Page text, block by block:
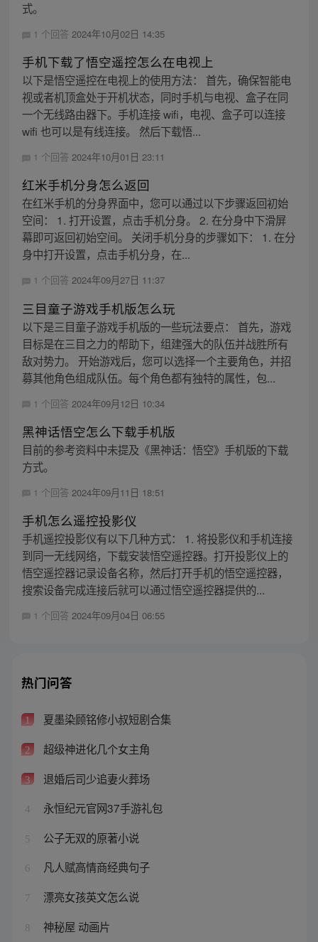
式。
1 个回答 2024年10月02日 14:35
手机下载了悟空遥控怎么在电视上
以下是悟空遥控在电视上的使用方法： 首先，确保智能电
视或者机顶盒处于开机状态，同时手机与电视、盒子在同
一个无线路由器下。手机连接 wifi，电视、盒子可以连接
wifi 也可以是有线连接。 然后下载悟...
1 个回答 2024年10月01日 23:11
红米手机分身怎么返回
在红米手机的分身界面中，您可以通过以下步骤返回初始
空间： 1. 打开设置，点击手机分身。 2. 在分身中下滑屏
幕即可返回初始空间。 关闭手机分身的步骤如下： 1. 在分
身中打开设置，点击手机分身，在...
1 个回答 2024年09月27日 11:37
三目童子游戏手机版怎么玩
以下是三目童子游戏手机版的一些玩法要点： 首先，游戏
目标是在三目之力的帮助下，组建强大的队伍并战胜所有
敌对势力。 开始游戏后，您可以选择一个主要角色，并招
募其他角色组成队伍。每个角色都有独特的属性，包...
1 个回答 2024年09月12日 10:34
黑神话悟空怎么下载手机版
目前的参考资料中未提及《黑神话：悟空》手机版的下载
方式。
1 个回答 2024年09月11日 18:51
手机怎么遥控投影仪
手机遥控投影仪有以下几种方式： 1. 将投影仪和手机连接
到同一无线网络，下载安装悟空遥控器。打开投影仪上的
悟空遥控器记录设备名称，然后打开手机的悟空遥控器，
搜索设备完成连接后就可以通过悟空遥控器提供的...
1 个回答 2024年09月04日 06:55
热门问答
1 夏墨染顾铭修小叔短剧合集
2 超级神进化几个女主角
3 退婚后司少追妻火葬场
4 永恒纪元官网37手游礼包
5 公子无双的原著小说
6 凡人赋高情商经典句子
7 漂亮女孩英文怎么说
8 神秘屋 动画片